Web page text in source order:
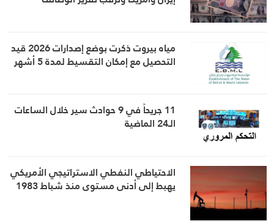
مياه بيروت ذكرت بوضع إصدارات 2026 قيد
التحصيل مع إمكان التقسيط لمدة 5 أشهر
11 جريحاً في 9 حوادث سير خلال الساعات
الـ24 الماضية
الاحتياطي النفطي الاستراتيجي الأمريكي
يهبط إلى أدنى مستوى منذ شباط 1983